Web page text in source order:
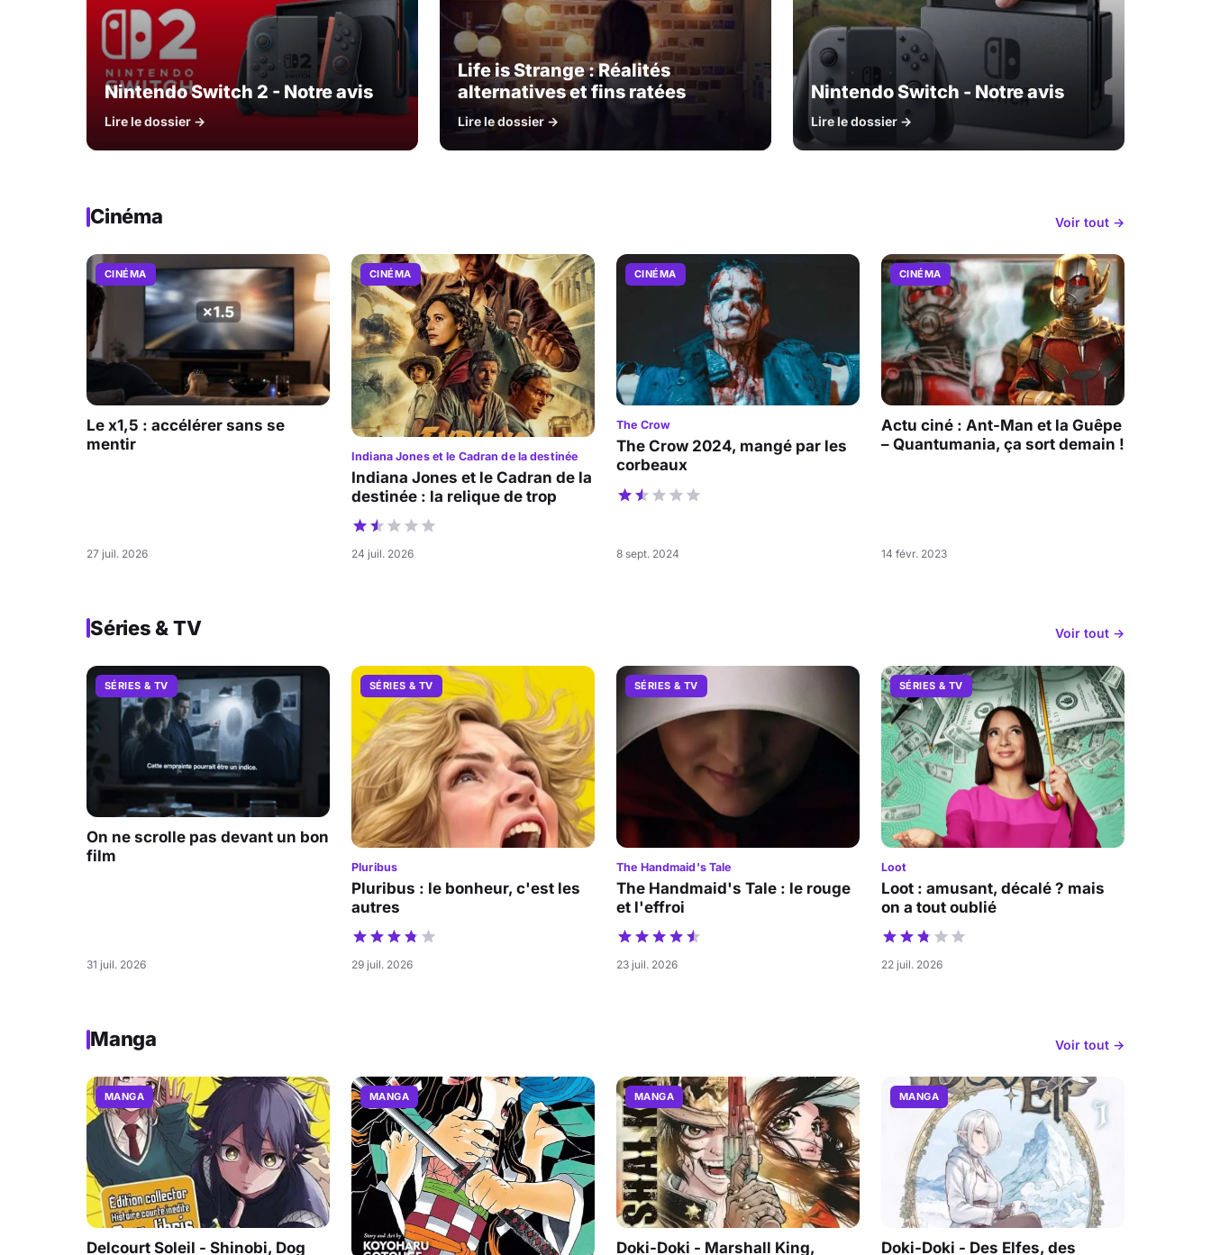
Nintendo Switch 2 - Notre avis
Lire le dossier →
Life is Strange : Réalités
alternatives et fins ratées
Lire le dossier →
Nintendo Switch - Notre avis
Lire le dossier →
Cinéma Voir tout →
CINÉMA
Le x1,5 : accélérer sans se
mentir
27 juil. 2026
CINÉMA
Indiana Jones et le Cadran de la destinée
Indiana Jones et le Cadran de la
destinée : la relique de trop
24 juil. 2026
CINÉMA
The Crow
The Crow 2024, mangé par les
corbeaux
8 sept. 2024
CINÉMA
Actu ciné : Ant-Man et la Guêpe
– Quantumania, ça sort demain !
14 févr. 2023
Séries & TV Voir tout →
SÉRIES & TV
On ne scrolle pas devant un bon
film
31 juil. 2026
SÉRIES & TV
Pluribus
Pluribus : le bonheur, c'est les
autres
29 juil. 2026
SÉRIES & TV
The Handmaid's Tale
The Handmaid's Tale : le rouge
et l'effroi
23 juil. 2026
SÉRIES & TV
Loot
Loot : amusant, décalé ? mais
on a tout oublié
22 juil. 2026
Manga Voir tout →
MANGA
Delcourt Soleil - Shinobi, Dog
MANGA MANGA
Doki-Doki - Marshall King,
MANGA
Doki-Doki - Des Elfes, des